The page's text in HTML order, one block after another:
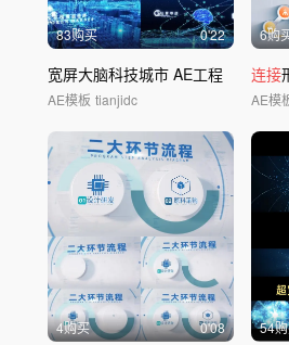
83购买 0'22
宽屏大脑科技城市 AE工程
AE模板 tianjidc
6购
连接
AE模
4购买 0'08 54